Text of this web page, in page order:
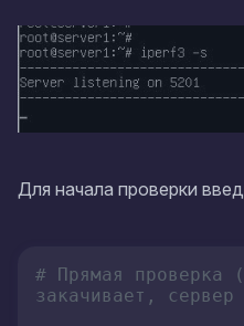
Для начала проверки
# Прямая проверка
закачивает, сервер